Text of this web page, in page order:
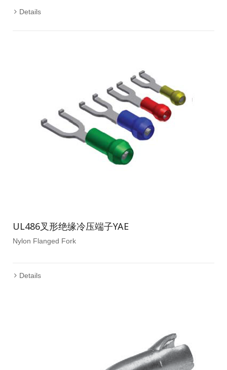
Details
UL486叉形绝缘冷压端子YAE
Nylon Flanged Fork
Details